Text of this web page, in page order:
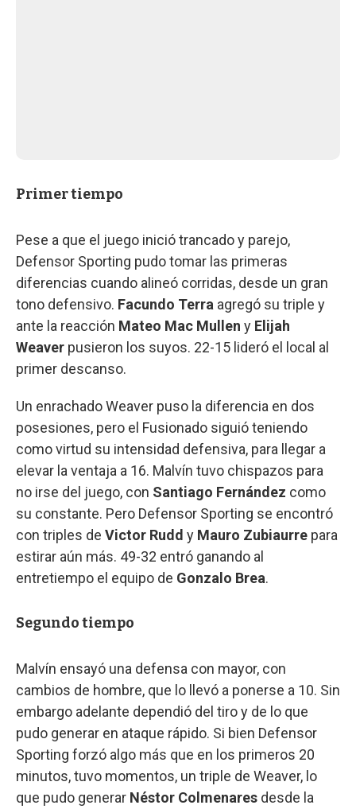
Primer tiempo
Pese a que el juego inició trancado y parejo,
Defensor Sporting pudo tomar las primeras
diferencias cuando alineó corridas, desde un gran
tono defensivo. Facundo Terra agregó su triple y
ante la reacción Mateo Mac Mullen y Elijah
Weaver pusieron los suyos. 22-15 lideró el local al
primer descanso.
Un enrachado Weaver puso la diferencia en dos
posesiones, pero el Fusionado siguió teniendo
como virtud su intensidad defensiva, para llegar a
elevar la ventaja a 16. Malvín tuvo chispazos para
no irse del juego, con Santiago Fernández como
su constante. Pero Defensor Sporting se encontró
con triples de Victor Rudd y Mauro Zubiaurre para
estirar aún más. 49-32 entró ganando al
entretiempo el equipo de Gonzalo Brea.
Segundo tiempo
Malvín ensayó una defensa con mayor, con
cambios de hombre, que lo llevó a ponerse a 10. Sin
embargo adelante dependió del tiro y de lo que
pudo generar en ataque rápido. Si bien Defensor
Sporting forzó algo más que en los primeros 20
minutos, tuvo momentos, un triple de Weaver, lo
que pudo generar Néstor Colmenares desde la